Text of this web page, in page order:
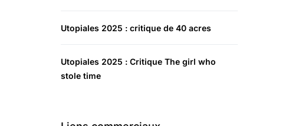
Utopiales 2025 : critique de 40 acres
Utopiales 2025 : Critique The girl who
stole time